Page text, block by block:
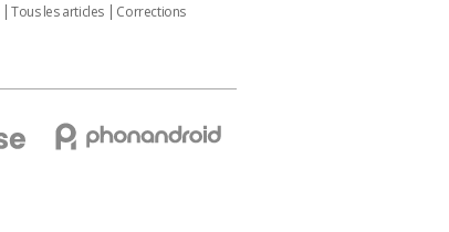
Tous les articles
Corrections